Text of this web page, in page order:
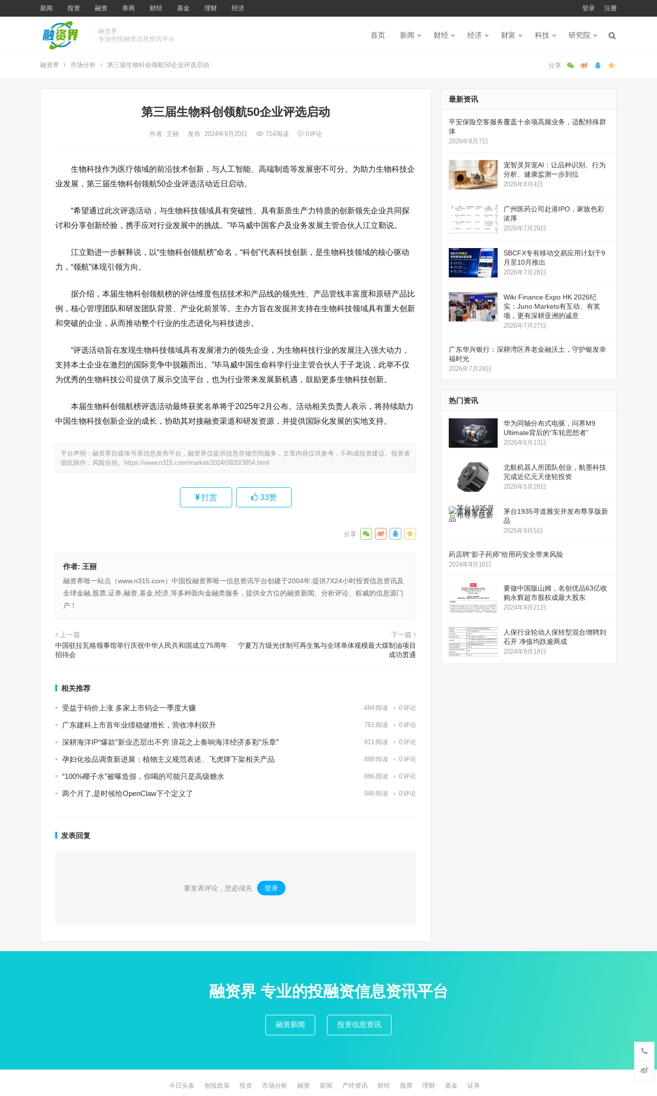
新闻 投资 融资 券商 财经 基金 理财 经济 登录 注册
融资界
专业的投融资信息资讯平台
首页 新闻 财经 经济 财富 科技 研究院
融资界 市场分析 第三届生物科创领航50企业评选启动
第三届生物科创领航50企业评选启动
作者: 王丽 发布: 2024年9月20日 714阅读 0评论
生物科技作为医疗领域的前沿技术创新，与人工智能、高端制造等发展密不可分。为助力生物科技企
业发展，第三届生物科创领航50企业评选活动近日启动。
“希望通过此次评选活动，与生物科技领域具有突破性、具有新质生产力特质的创新领先企业共同探
讨和分享创新经验，携手应对行业发展中的挑战。”毕马威中国客户及业务发展主管合伙人江立勤说。
江立勤进一步解释说，以“生物科创领航榜”命名，“科创”代表科技创新，是生物科技领域的核心驱动
力，“领航”体现引领方向。
据介绍，本届生物科创领航榜的评估维度包括技术和产品线的领先性、产品管线丰富度和原研产品比
例，核心管理团队和研发团队背景、产业化前景等。主办方旨在发掘并支持在生物科技领域具有重大创新
和突破的企业，从而推动整个行业的生态进化与科技进步。
“评选活动旨在发现生物科技领域具有发展潜力的领先企业，为生物科技行业的发展注入强大动力，
支持本土企业在激烈的国际竞争中脱颖而出。”毕马威中国生命科学行业主管合伙人于子龙说，此举不仅
为优秀的生物科技公司提供了展示交流平台，也为行业带来发展新机遇，鼓励更多生物科技创新。
本届生物科创领航榜评选活动最终获奖名单将于2025年2月公布。活动相关负责人表示，将持续助力
中国生物科技创新企业的成长，协助其对接融资渠道和研发资源，并提供国际化发展的实地支持。
平台声明：融资界自媒体号系信息发布平台，融资界仅提供信息存储空间服务，文章内容仅供参考，不构成投资建议。投资者
据此操作，风险自担。
https://www.n315.com/market/2024/0920/3854.html
打赏 33赞
作者: 王丽
融资界唯一站点（www.n315.com）中国投融资界唯一信息资讯平台创建于2004年:提供7X24小时投资信息资讯及
全球金融,股票,证券,融资,基金,经济,等多种面向金融类服务，提供全方位的融资新闻、分析评论、权威的信息源门
户！
上一篇
中国驻拉瓦格领事馆举行庆祝中华人民共和国成立75周年
招待会
下一篇
宁夏万方级光伏制可再生氢与全球单体规模最大煤制油项目
成功贯通
相关推荐
受益于钨价上涨 多家上市钨企一季度大赚 684 阅读 0评论
广东建科上市首年业绩稳健增长，营收净利双升 761 阅读 0评论
深耕海洋IP“爆款”新业态层出不穷 浪花之上奏响海洋经济多彩“乐章” 811 阅读 0评论
孕妇化妆品调查新进展：植物主义规范表述、飞虎牌下架相关产品 888 阅读 0评论
“100%椰子水”被曝造假，你喝的可能只是高级糖水 886 阅读 0评论
两个月了,是时候给OpenClaw下个定义了 946 阅读 0评论
发表回复
要发表评论，您必须先 登录 。
最新资讯
平安保险空客服务覆盖十余项高频业务，适配特殊群
体
2026年8月7日
宠智灵异宠AI：让品种识别、行为
分析、健康监测一步到位
2026年8月4日
广州医药公司赴港IPO，家族色彩
浓厚
2026年7月29日
SBCFX专有移动交易应用计划于9
月至10月推出
2026年7月28日
Wiki Finance Expo HK 2026纪
实：Juno Markets有互动、有奖
项，更有深耕亚洲的诚意
2026年7月27日
广东华兴银行：深耕湾区养老金融沃土，守护银发幸
福时光
2026年7月24日
热门资讯
华为同轴分布式电驱，问界M9
Ultimate背后的“车轮思想者”
2026年6月13日
北航机器人所团队创业，航墨科技
完成近亿元天使轮投资
2026年5月28日
茅台1935寻道雅安并发布尊享版新
品
2025年9月5日
药店聘“影子药师”给用药安全带来风险
2024年9月18日
要做中国版山姆，名创优品63亿收
购永辉超市股权成最大股东
2024年9月21日
人保行业轮动人保转型混合增聘刘
石开 净值均跌逾两成
2024年9月18日
融资界 专业的投融资信息资讯平台
融资新闻 投资信息资讯
今日头条 创投政策 投资 市场分析 融资 新闻 产经资讯 财经 股票 理财 基金 证券